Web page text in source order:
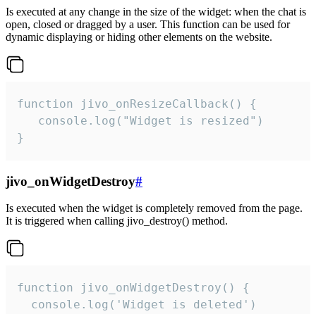
Is executed at any change in the size of the widget: when the chat is
open, closed or dragged by a user. This function can be used for
dynamic displaying or hiding other elements on the website.
function jivo_onResizeCallback() {
   console.log("Widget is resized")
}
jivo_onWidgetDestroy#
Is executed when the widget is completely removed from the page.
It is triggered when calling jivo_destroy() method.
function jivo_onWidgetDestroy() {
  console.log('Widget is deleted')